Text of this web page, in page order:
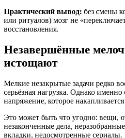
Практический вывод: без смены
или ритуалов) мозг не
восстановления.
Незавершённые
истощают
Мелкие незакрытые задачи редко
серьёзная нагрузка. Однако
напряжение, которое
Это может быть что угодно: вещи,
незаконченные дела,
вкладки, недосмотренные сериалы.